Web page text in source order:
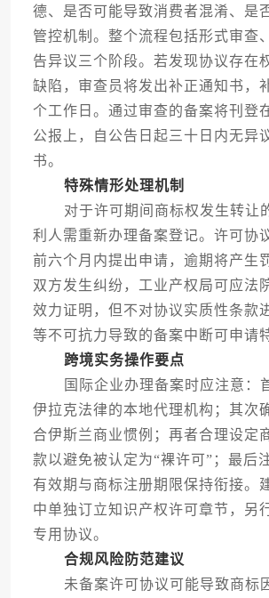
德、是否可能导致消费者混淆、是
管控机制。整个流程包括形式审查
告异议三个阶段。若发现协议存在
缺陷，审查员将发出补正通知书，
个工作日。通过审查的备案将刊登
公报上，自公告日起三十日内无异
书。
特殊情形处理机制
对于许可期间商标权发生转让
利人需重新办理备案登记。许可协
前六个月内提出申请，逾期将产生
双方发生纠纷，工业产权局可应法
效力证明，但不对协议实质性条款
等不可抗力导致的备案中断可申请
跨境实务操作要点
国际企业办理备案时应注意：
伊拉克法律的本地代理机构；其次
合伊斯兰商业惯例；再者合理设定
款以避免被认定为“裸许可”；最后
有效期与商标注册期限保持衔接。
中单独订立知识产权许可章节，另
专用协议。
合规风险防范建议
未备案许可协议可能导致商标